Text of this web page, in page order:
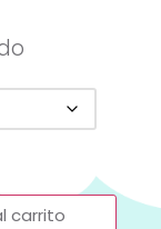
carrito